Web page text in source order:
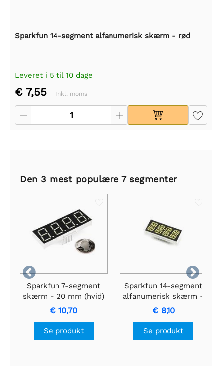
Sparkfun 14-segment alfanumerisk skærm - rød
Leveret i 5 til 10 dage
€ 7,55 Inkl. moms
Den 3 mest populære 7 segmenter


Sparkfun 7-segment
skærm - 20 mm (hvid)
€ 10,70
Se produkt
Sparkfun 14-segment
alfanumerisk skærm -
hvid
€ 8,10
Se produkt